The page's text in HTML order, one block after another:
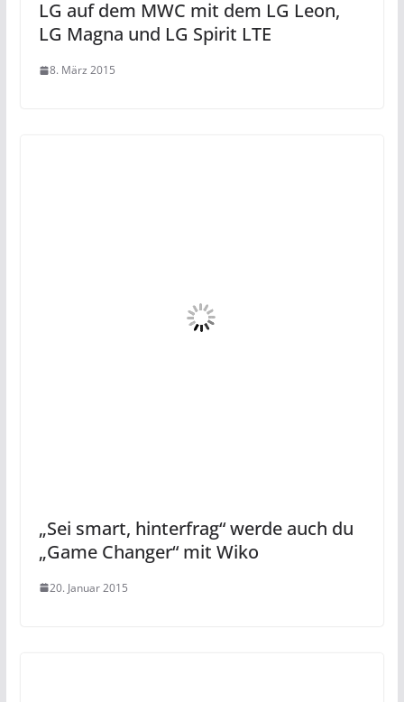
LG auf dem MWC mit dem LG Leon,
LG Magna und LG Spirit LTE
8. März 2015
„Sei smart, hinterfrag“ werde auch du
„Game Changer“ mit Wiko
20. Januar 2015